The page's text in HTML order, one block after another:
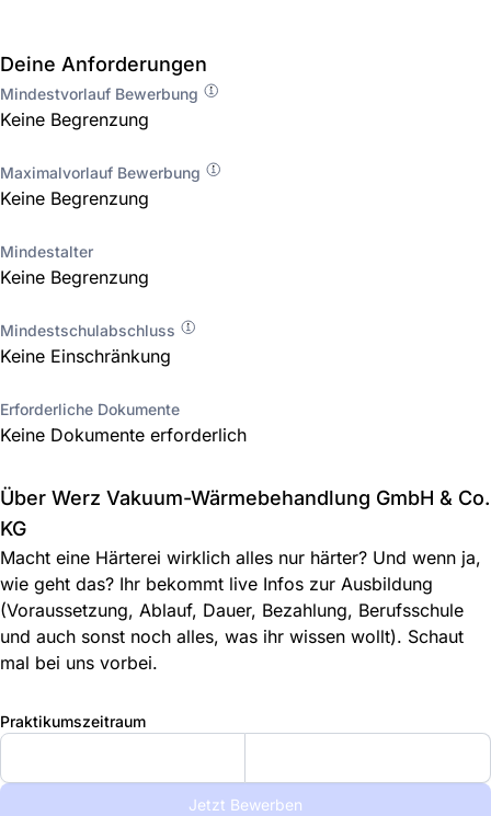
Deine Anforderungen
Mindestvorlauf Bewerbung
Keine Begrenzung
Maximalvorlauf Bewerbung
Keine Begrenzung
Mindestalter
Keine Begrenzung
Mindestschulabschluss
Keine Einschränkung
Erforderliche Dokumente
Keine Dokumente erforderlich
Über Werz Vakuum-Wärmebehandlung GmbH & Co.
KG
Macht eine Härterei wirklich alles nur härter? Und wenn ja,
wie geht das? Ihr bekommt live Infos zur Ausbildung
(Voraussetzung, Ablauf, Dauer, Bezahlung, Berufsschule
und auch sonst noch alles, was ihr wissen wollt). Schaut
mal bei uns vorbei.
Praktikumszeitraum
Jetzt Bewerben